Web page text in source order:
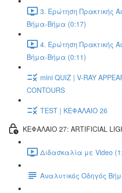
3. Ερώτηση Πρακτικής
Βήμα-Βήμα (0:17)
4. Ερώτηση Πρακτικής
Βήμα-Βήμα (0:11)
mini QUIZ | V-RAY
CONTOURS
TEST | ΚΕΦΑΛΑΙΟ 26
ΚΕΦΑΛΑΙΟ 27: ARTIFICIAL
Διδασκαλία με Video
Αναλυτικός Οδηγός